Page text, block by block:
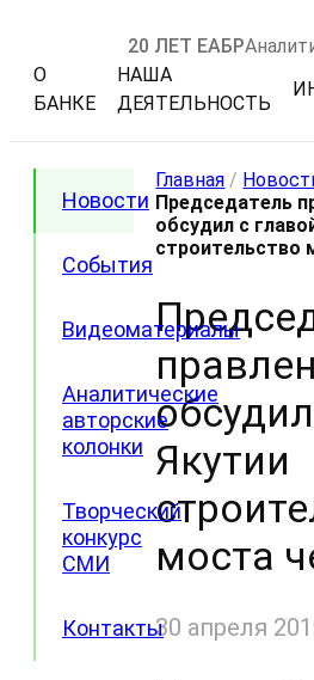
20 ЛЕТ ЕАБР
О
БАНКЕ
НАША
ДЕЯТЕЛЬНОСТЬ
Новости
События
Видеоматериалы
Аналитические
авторские
колонки
Творческий
конкурс
СМИ
Контакты
Главная /
Председатель
обсудил с
строительство
Якутии
моста
30 апреля